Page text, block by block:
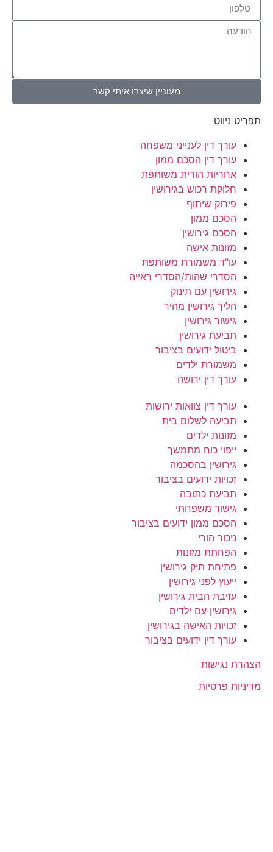
מעוניין שיצרו איתי קשר
תפריט ניווט
עורך דין לענייני משפחה
עורך דין הסכם ממון
אחריות הורית משותפת
חלוקת רכוש בגירושין
פירוק שיתוף
הסכם ממון
הסכם גירושין
מזונות אישה
עו"ד משמורת משותפת
הסדרי שהות/הסדרי ראייה
גירושין עם תינוק
הליך גירושין מהיר
גישור גירושין
תביעת גירושין
ביטול ידועים בציבור
משמורת ילדים
עורך דין ירושה
עורך דין צוואות ירושות
תביעה לשלום בית
מזונות ילדים
ייפוי כוח מתמשך
גירושין בהסכמה
זכויות ידועים בציבור
תביעת כתובה
גישור משפחתי
הסכם ממון ידועים בציבור
ניכור הורי
הפחתת מזונות
פתיחת תיק גירושין
ייעוץ לפני גירושין
עזיבת הבית גירושין
גירושין עם ילדים
זכויות האישה בגירושין
עורך דין ידועים בציבור
הצהרת נגישות
מדיניות פרטיות